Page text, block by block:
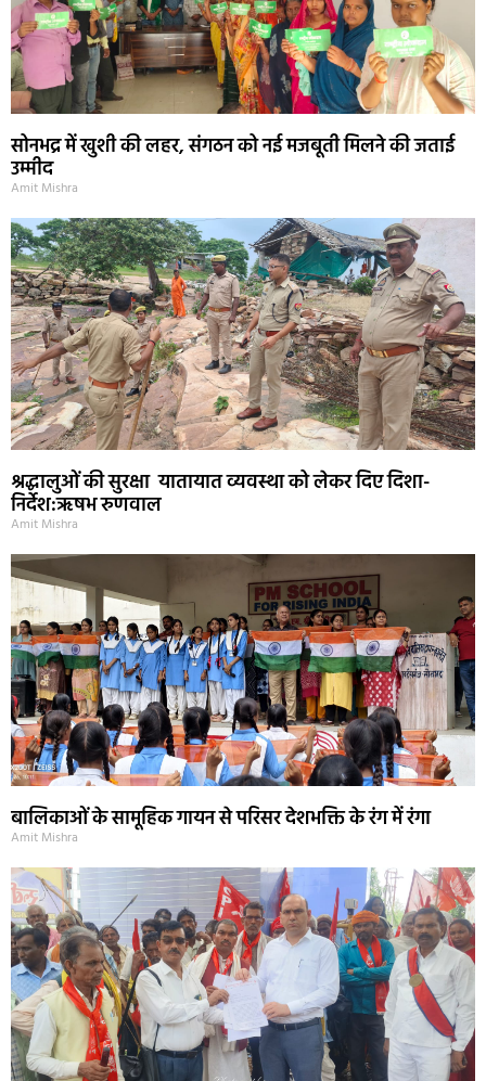
सोनभद्र में खुशी की लहर, संगठन को नई मजबूती मिलने की जताई
उम्मीद
Amit Mishra
श्रद्धालुओं की सुरक्षा यातायात व्यवस्था को लेकर दिए दिशा-
निर्देश:ऋषभ रुणवाल
Amit Mishra
बालिकाओं के सामूहिक गायन से परिसर देशभक्ति के रंग में रंगा
Amit Mishra